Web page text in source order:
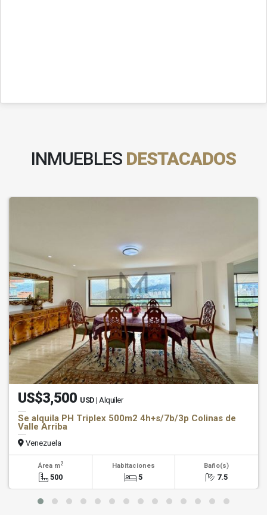
INMUEBLES DESTACADOS
US$3,500 USD | Alquiler
Se alquila PH Triplex 500m2 4h+s/7b/3p Colinas de
Valle Arriba
Venezuela
Área m2
500
Habitaciones
5
Baño(s)
7.5